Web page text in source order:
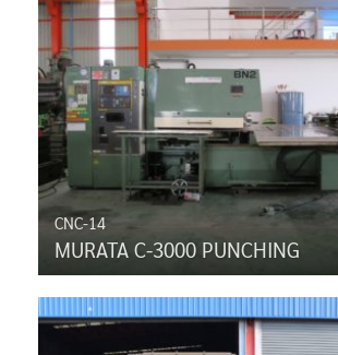
CNC-14
MURATA C-3000 PUNCHING